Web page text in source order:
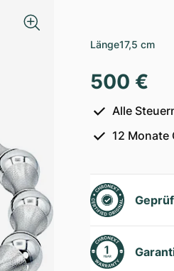
Länge17,5 cm
500 €
Alle
12 Monate